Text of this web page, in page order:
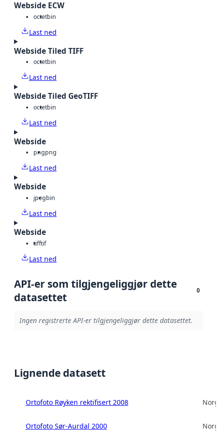
Webside ECW
octetbin
Last ned
Webside Tiled TIFF
octetbin
Last ned
Webside Tiled GeoTIFF
octetbin
Last ned
Webside
pngpng
Last ned
Webside
jpegbin
Last ned
Webside
tifftif
Last ned
API-er som tilgjengeliggjør dette
datasettet
0
Ingen registrerte API-er tilgjengeliggjør dette datasettet.
Lignende datasett
Ortofoto Røyken rektifisert 2008
Ortofoto Sør-Aurdal 2000